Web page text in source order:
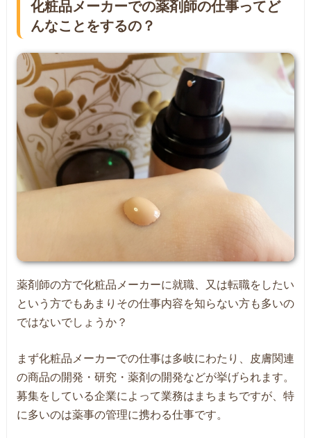
化粧品メーカーでの薬剤師の仕事ってど
んなことをするの？
薬剤師の方で化粧品メーカーに就職、又は転職をしたい
という方でもあまりその仕事内容を知らない方も多いの
ではないでしょうか？
まず化粧品メーカーでの仕事は多岐にわたり、皮膚関連
の商品の開発・研究・薬剤の開発などが挙げられます。
募集をしている企業によって業務はまちまちですが、特
に多いのは薬事の管理に携わる仕事です。